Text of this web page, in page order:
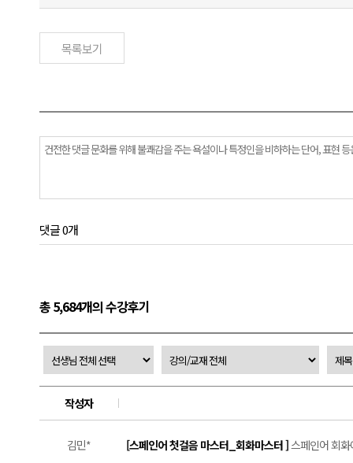
목록보기
댓글 0개
총 5,684개의 수강후기
작성자
김민* [스페인어 첫걸음 마스터_회화마스터 ]스페인어 회